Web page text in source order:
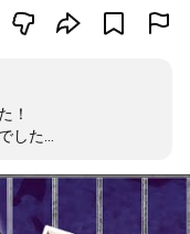
！
した！
んなで
いね！